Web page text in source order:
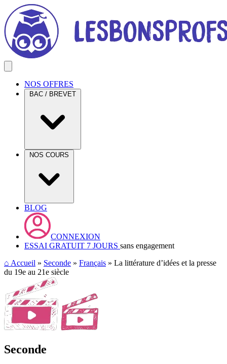
NOS OFFRES
BAC / BREVET
NOS COURS
BLOG
CONNEXION
ESSAI GRATUIT 7 JOURS sans engagement
⌂ Accueil » Seconde » Français » La littérature d’idées et la presse
du 19e au 21e siècle
Seconde